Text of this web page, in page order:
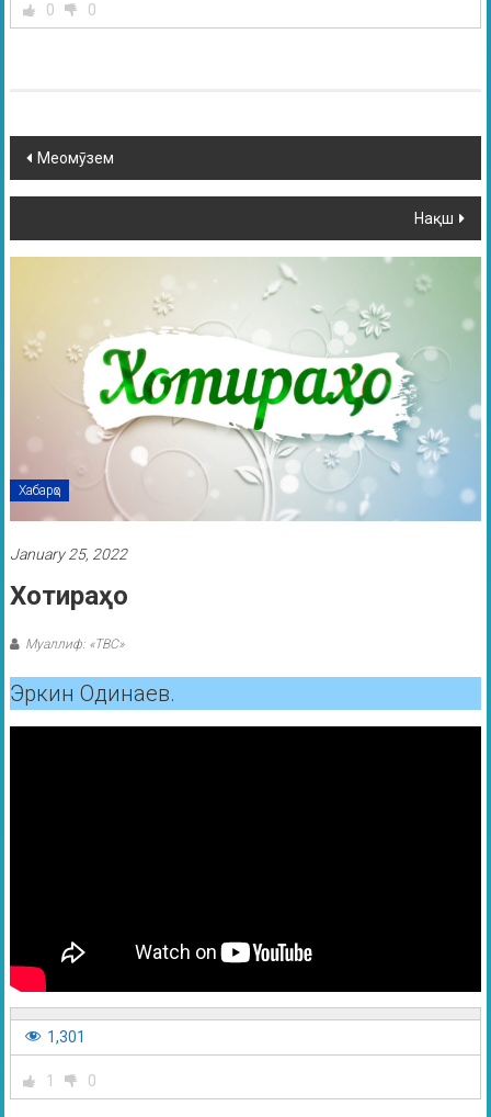
0 0
Меомӯзем
Нақш
Хабарҳо
January 25, 2022
Хотираҳо
Муаллиф: «ТВС»
Эркин Одинаев.
1,301
1 0